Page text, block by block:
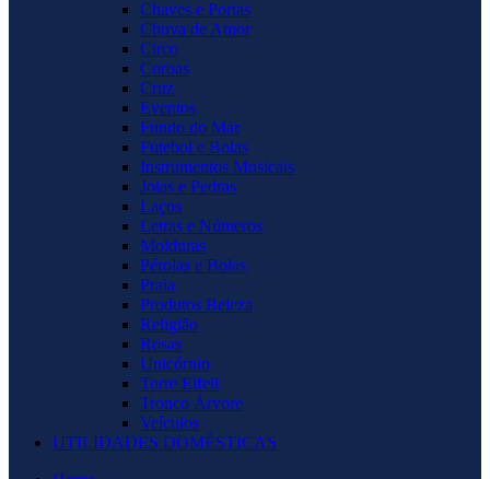
Chaves e Portas
Chuva de Amor
Circo
Coroas
Cruz
Eventos
Fundo do Mar
Futebol e Bolas
Instrumentos Musicais
Joias e Pedras
Laços
Letras e Números
Molduras
Pérolas e Bolas
Praia
Produtos Beleza
Religião
Rosas
Unicórnio
Torre Eifell
Tronco Árvore
Veículos
UTILIDADES DOMÉSTICAS